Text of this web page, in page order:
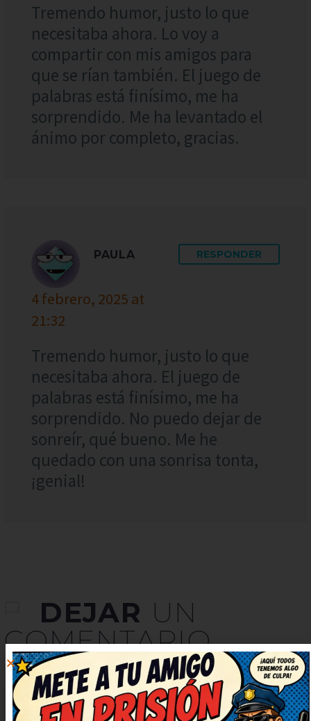
Tremendo humor, justo lo que
necesitaba ahora. Lo voy a
compartir con mis amigos para
que se rían también. El juego de
palabras está finísimo, me ha
sorprendido. Me ha levantado el
ánimo por completo, gracias.
PAULA
4 febrero, 2025 at
21:32
RESPONDER
Tremendo humor, justo lo que
necesitaba ahora. El juego de
palabras está finísimo, me ha
sorprendido. No puedo dejar de
sonreír, qué bueno. Me he
quedado con una sonrisa tonta,
¡genial!
DEJAR UN
COMENTARIO